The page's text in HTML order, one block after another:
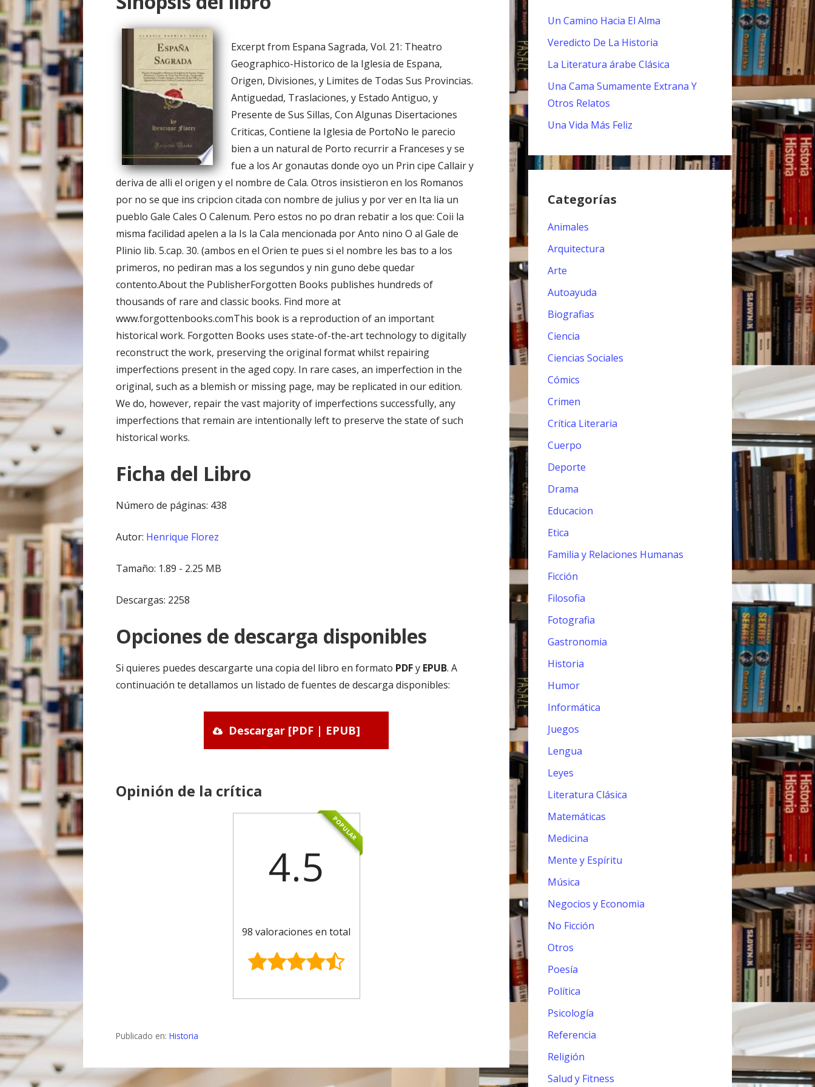
o
Excerpt from Espana Sagrada, Vol. 21: Theatro
Geographico-Historico de la Iglesia de Espana,
Origen, Divisiones, y Limites de Todas Sus Provincias.
Antiguedad, Traslaciones, y Estado Antiguo, y
Presente de Sus Sillas, Con Algunas Disertaciones
Criticas, Contiene la Iglesia de PortoNo le parecio
bien a un natural de Porto recurrir a Franceses y se
fue a los Ar gonautas donde oyo un Prin cipe Callair y
deriva de alli el origen y el nombre de Cala. Otros insistieron en los Romanos
por no se que ins cripcion citada con nombre de julius y por ver en Ita lia un
pueblo Gale Cales O Calenum. Pero estos no po dran rebatir a los que: Coii la
misma facilidad apelen a la Is la Cala mencionada por Anto nino O al Gale de
Plinio lib. 5.cap. 30. (ambos en el Orien te pues si el nombre les bas to a los
primeros, no pediran mas a los segundos y nin guno debe quedar
contento.About the PublisherForgotten Books publishes hundreds of
thousands of rare and classic books. Find more at
www.forgottenbooks.comThis book is a reproduction of an important
historical work. Forgotten Books uses state-of-the-art technology to digitally
reconstruct the work, preserving the original format whilst repairing
imperfections present in the aged copy. In rare cases, an imperfection in the
original, such as a blemish or missing page, may be replicated in our edition.
We do, however, repair the vast majority of imperfections successfully, any
imperfections that remain are intentionally left to preserve the state of such
historical works.
Ficha del Libro
Número de páginas: 438
Autor: Henrique Florez
Tamaño: 1.89 - 2.25 MB
Descargas: 2258
Opciones de descarga disponibles
Si quieres puedes descargarte una copia del libro en formato PDFy EPUB. A
continuación te detallamos un listado de fuentes de descarga disponibles:
Descargar [PDF | EPUB]
Opinión de la crítica
POPULAR
4.5
98 valoraciones en total
Publicado en:Historia
Un Camino Hacia El Alma
Veredicto De La Historia
La Literatura árabe Clásica
Una Cama Sumamente Extrana Y
Otros Relatos
Una Vida Más Feliz
Categorías
Animales
Arquitectura
Arte
Autoayuda
Biografias
Ciencia
Ciencias Sociales
Cómics
Crimen
Crítica Literaria
Cuerpo
Deporte
Drama
Educacion
Etica
Familia y Relaciones Humanas
Ficción
Filosofia
Fotografia
Gastronomia
Historia
Humor
Informática
Juegos
Lengua
Leyes
Literatura Clásica
Matemáticas
Medicina
Mente y Espíritu
Música
Negocios y Economia
No Ficción
Otros
Poesía
Política
Psicología
Referencia
Religión
Salud y Fitness